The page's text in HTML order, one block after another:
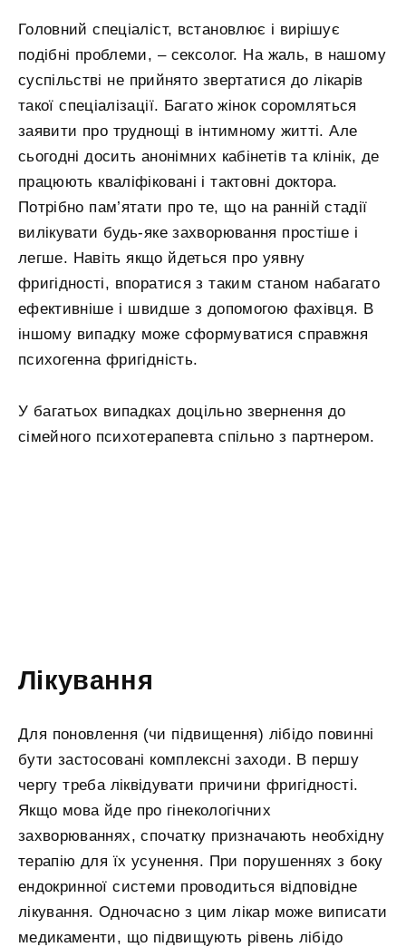
Головний спеціаліст, встановлює і вирішує
подібні проблеми, – сексолог. На жаль, в нашому
суспільстві не прийнято звертатися до лікарів
такої спеціалізації. Багато жінок соромляться
заявити про труднощі в інтимному житті. Але
сьогодні досить анонімних кабінетів та клінік, де
працюють кваліфіковані і тактовні доктора.
Потрібно пам’ятати про те, що на ранній стадії
вилікувати будь-яке захворювання простіше і
легше. Навіть якщо йдеться про уявну
фригідності, впоратися з таким станом набагато
ефективніше і швидше з допомогою фахівця. В
іншому випадку може сформуватися справжня
психогенна фригідність.
У багатьох випадках доцільно звернення до
сімейного психотерапевта спільно з партнером.
Лікування
Для поновлення (чи підвищення) лібідо повинні
бути застосовані комплексні заходи. В першу
чергу треба ліквідувати причини фригідності.
Якщо мова йде про гінекологічних
захворюваннях, спочатку призначають необхідну
терапію для їх усунення. При порушеннях з боку
ендокринної системи проводиться відповідне
лікування. Одночасно з цим лікар може виписати
медикаменти, що підвищують рівень лібідо